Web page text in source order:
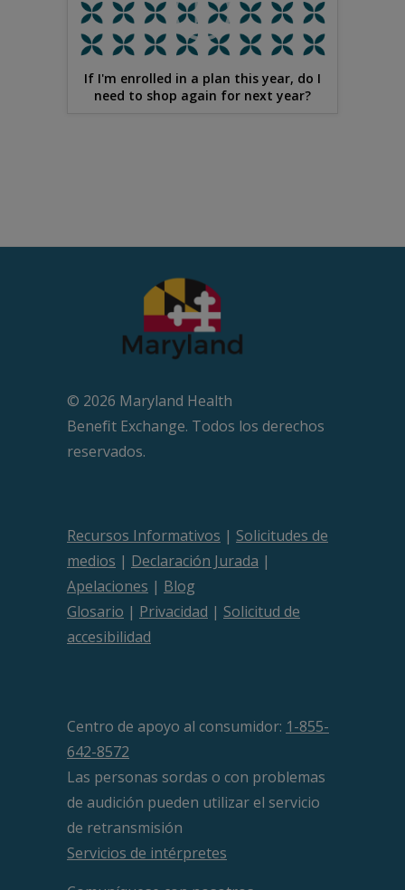
If I'm enrolled in a plan this year, do I
need to shop again for next year?
© 2026 Maryland Health
Beneﬁt Exchange. Todos los derechos
reservados.
Recursos Informativos | Solicitudes de
medios | Declaración Jurada |
Apelaciones | Blog
Glosario | Privacidad | Solicitud de
accesibilidad
Centro de apoyo al consumidor: 1-855-
642-8572
Las personas sordas o con problemas
de audición pueden utilizar el servicio
de retransmisión
Servicios de intérpretes